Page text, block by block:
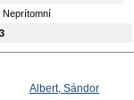
Neprítomní
Albert, Sándor